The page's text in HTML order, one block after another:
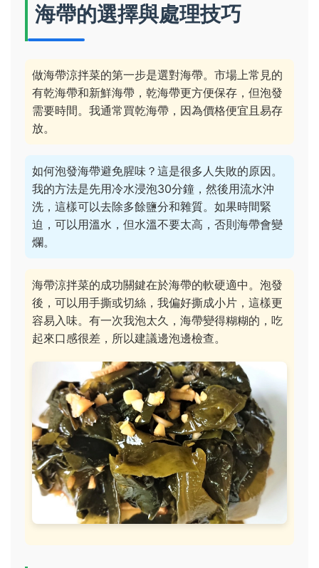
海帶的選擇與處理技巧
做海帶涼拌菜的第一步是選對海帶。市場上常見的
有乾海帶和新鮮海帶，乾海帶更方便保存，但泡發
需要時間。我通常買乾海帶，因為價格便宜且易存
放。
如何泡發海帶避免腥味？這是很多人失敗的原因。
我的方法是先用冷水浸泡30分鐘，然後用流水沖
洗，這樣可以去除多餘鹽分和雜質。如果時間緊
迫，可以用溫水，但水溫不要太高，否則海帶會變
爛。
海帶涼拌菜的成功關鍵在於海帶的軟硬適中。泡發
後，可以用手撕或切絲，我偏好撕成小片，這樣更
容易入味。有一次我泡太久，海帶變得糊糊的，吃
起來口感很差，所以建議邊泡邊檢查。